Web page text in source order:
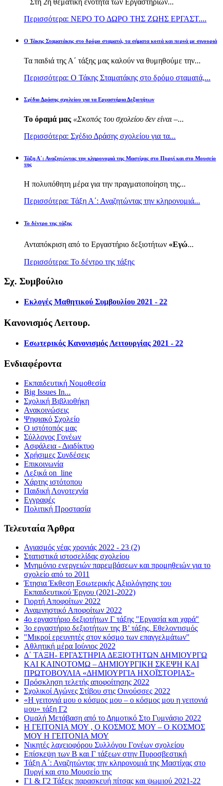
Περισσότερα: ΝΕΡΟ ΤΟ ΔΩΡΟ ΤΗΣ ΖΩΗΣ ΕΡΓΑΣΤ....
Ο Τάκης Σταματάκης στο δρόμο σταματά, τα σήματα κοιτά και περνά με σιγουριά
Τα παιδιά της Α΄ τάξης μας καλούν να θυμηθούμε την...
Περισσότερα: Ο Τάκης Σταματάκης στο δρόμο σταματά,...
Σχέδιο Δράσης σχολείου για τα Εργαστήρια Δεξιοτήτων
Το όραμά μας «Σκοπός του σχολείου δεν είναι –...
Περισσότερα: Σχέδιο Δράσης σχολείου για τα...
Τάξη Α΄: Αναζητώντας την κληρονομιά της Μαστίχας στο Πυργί και στο Μουσείο
της
Η πολυπόθητη μέρα για την πραγματοποίηση της...
Περισσότερα: Τάξη Α΄: Αναζητώντας την κληρονομιά...
Το δέντρο της τάξης
Ανταπόκριση από το Εργαστήριο δεξιοτήτων «Εγώ...
Περισσότερα: Το δέντρο της τάξης
Σχ. Συμβούλιο
Εκλογές Μαθητικού Συμβουλίου 2021 - 22
Κανονισμός Λειτουρ.
Εσωτερικός Κανονισμός Λειτουργίας 2021 - 22
Ενδιαφέροντα
Εκπαιδευτική Νομοθεσία
Big Issues In...
Σχολική Βιβλιοθήκη
Ανακοινώσεις
Ψηφιακό Σχολείο
Ο ιστότοπός μας
Σύλλογος Γονέων
Ασφάλεια - Διαδίκτυο
Χρήσιμες Συνδέσεις
Επικοινωνία
Λεξικά on_line
Χάρτης ιστότοπου
Παιδική Λογοτεχνία
Εγγραφές
Πολιτική Προστασία
Τελευταία Άρθρα
Αγιασμός νέας χρονιάς 2022 - 23 (2)
Στατιστικά ιστοσελίδας σχολείου
Μνημόνιο ενεργειών παρεμβάσεων και προμηθειών για το
σχολείο από το 2011
Έτησια Έκθεση Εσωτερικής Αξιολόγησης του
Εκπαιδευτικού Έργου (2021-2022)
Γιορτή Αποφοίτων 2022
Αναμνηστικό Αποφοίτων 2022
4ο εργαστήριο δεξιοτήτων Γ τάξης "Εργασία και χαρά"
3ο εργαστήριο δεξιοτήτων της Β’ τάξης. Εθελοντισμός
"Μικροί ερευνητές στον κόσμο των επαγγελμάτων"
Αθλητική μέρα Ιούνιος 2022
Δ΄ ΤΑΞΗ- ΕΡΓΑΣΤΗΡΙΑ ΔΕΞΙΟΤΗΤΩΝ ΔΗΜΙΟΥΡΓΩ
ΚΑΙ ΚΑΙΝΟΤΟΜΩ – ΔΗΜΙΟΥΡΓΙΚΗ ΣΚΕΨΗ ΚΑΙ
ΠΡΩΤΟΒΟΥΛΙΑ «ΔΗΜΙΟΥΡΓΙΑ ΗΧΟΪΣΤΟΡΙΑΣ»
Πρόσκληση τελετής αποφοίτησης 2022
Σχολικοί Αγώνες Στίβου στις Οινούσσες 2022
«Η γειτονιά μου ο κόσμος μου – ο κόσμος μου η γειτονιά
μου» τάξη Γ2
Ομαλή Μετάβαση από το Δημοτικό Στο Γυμνάσιο 2022
Η ΓΕΙΤΟΝΙΑ ΜΟΥ , Ο ΚΟΣΜΟΣ ΜΟΥ – Ο ΚΟΣΜΟΣ
ΜΟΥ Η ΓΕΙΤΟΝΙΑ ΜΟΥ
Νικητές λαχειοφόρου Συλλόγου Γονέων σχολείου
Επίσκεψη των Β και Γ τάξεων στην Πυροσβεστική
Τάξη Α΄: Αναζητώντας την κληρονομιά της Μαστίχας στο
Πυργί και στο Μουσείο της
Γ1 & Γ2 Τάξεις παρασκευή πίτσας και ψωμιού 2021-22